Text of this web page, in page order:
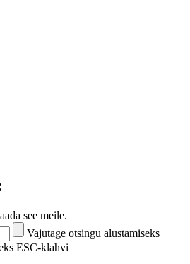
see meile.
Vajutage otsingu alustamiseks
ESC-klahvi